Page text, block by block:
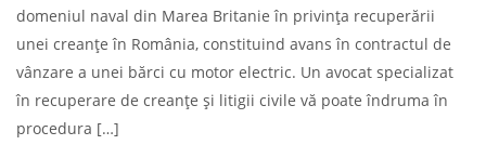
domeniul naval din Marea Britanie în privința recuperării
unei creanțe în România, constituind avans în contractul de
vânzare a unei bărci cu motor electric. Un avocat specializat
în recuperare de creanțe și litigii civile vă poate îndruma în
procedura […]